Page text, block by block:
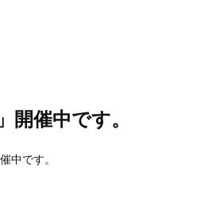
開催中です。
中です。